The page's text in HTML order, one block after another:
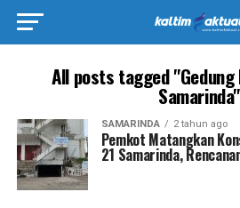
All posts tagged
Samarinda"
SAMARINDA 2 tahun ago
Pemkot Matangkan
21 Samarinda,